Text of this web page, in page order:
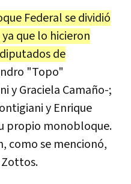
Federal se dividió
que lo hicieron
de
"Topo"
y Graciela Camaño-;
y Enrique
propio monobloque.
como se mencionó,
Zottos.